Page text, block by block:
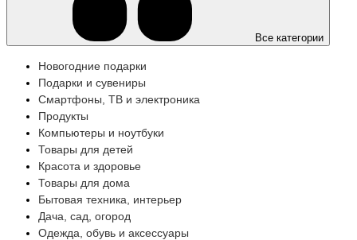
Все категории
Новогодние подарки
Подарки и сувениры
Смартфоны, ТВ и электроника
Продукты
Компьютеры и ноутбуки
Товары для детей
Красота и здоровье
Товары для дома
Бытовая техника, интерьер
Дача, сад, огород
Одежда, обувь и аксессуары